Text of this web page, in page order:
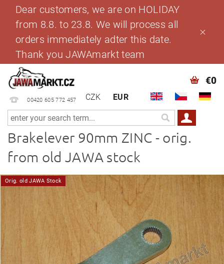
Dear customers, we are on HOLIDAY
from 8.8. to 23.8. We will process all
orders immediately adter this date.
Thank you JAWAmarkt team
00420 605 772 457 CZK EUR
€0
Brakelever 90mm ZINC - orig.
from old JAWA stock
Orig. old JAWA Stock